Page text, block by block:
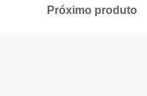
Próximo produto